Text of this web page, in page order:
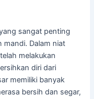
sangat penting
mandi. Dalam niat
melakukan
diri dari
memiliki banyak
bersih dan segar,